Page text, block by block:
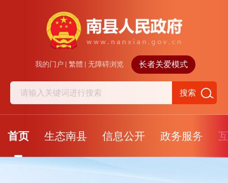
我的门户 繁體 无障碍浏览 长者关爱模式
搜索
首页 生态南县 信息公开 政务服务